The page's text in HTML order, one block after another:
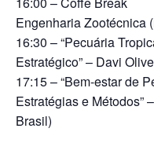
Engenharia Zootécnica
16:30 – “Pecuária
Estratégico” – Davi
17:15 – “Bem-estar de
Estratégias e Métodos”
Brasil)